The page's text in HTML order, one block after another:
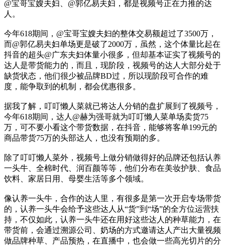
@宝哥宝嫂夫妇、@郭亿易夫妇，都是视频号正在力推的达
人。
今年618期间，@宝哥宝嫂夫妇的整体交易额超过了3500万，
而@郭亿易夫妇单场更是破了2000万，虽然，这个体量比起在
抖音的超头@广东夫妇体量小很多，但却基本证实了视频号的
达人是带货能力的，而且，现阶段，视频号的达人大部分处于
缺货状态，他们很少被品牌BD过，所以现阶段可合作的难
度，能争取到的机制，都会优惠很多。
据我了解，叮叮懒人菜就已将达人分销的盘扩展到了视频号，
今年618期间，达人@赫为强哥就为叮叮懒人菜单场卖货75
万，可不要小看这个带货数据，在抖音，能够将客单199元的
商品带货75万的头部达人，也没有预期的多。
除了叮叮懒人菜外，视频号上做分销做得好的品牌还包括认养
一头牛、全棉时代、润百颜等等，他们分布在美妆护肤、食品
饮料、家居日用、母婴生活等多个领域。
像认养一头牛，合作的达人里，有很多是第一次开启专场带货
的，认养一头牛会给予这些达人从“货”到“场”的全方位运营扶
持，不仅如此，认养一头牛还在用好这些达人的种草能力，在
带货前，会通过溯源公司、奶场的方式邀请达人产出大量视频
做品牌种草、产品预热，在直播中，也会做一些高光切片的分